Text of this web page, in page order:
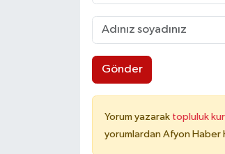
Gönder
Yorum yazarak topluluk
yorumlardan Afyon Haber